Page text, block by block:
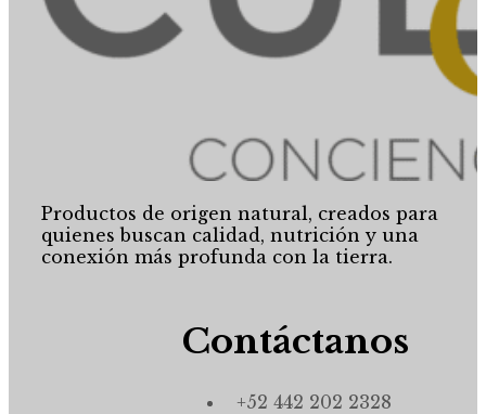
Productos de origen natural, creados para
quienes buscan calidad, nutrición y una
conexión más profunda con la tierra.
Contáctanos
+52 442 202 2328